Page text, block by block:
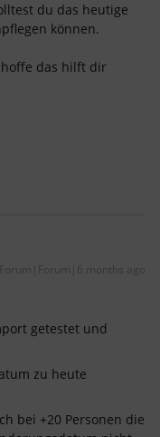
du das heutige
können.
das hilft dir
Forum|Forum|6 months ago
getestet und
zu heute
bei +20 Personen die